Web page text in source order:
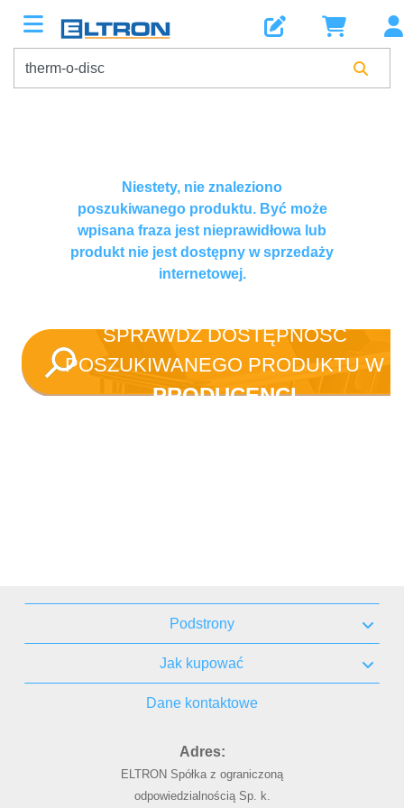
Niestety, nie znaleziono
poszukiwanego produktu. Być może
wpisana fraza jest nieprawidłowa lub
produkt nie jest dostępny w sprzedaży
internetowej.
SPRAWDŹ DOSTĘPNOŚĆ
POSZUKIWANEGO PRODUKTU W
PRODUCENCI
Podstrony
Jak kupować
Dane kontaktowe
Adres:
ELTRON Spółka z ograniczoną
odpowiedzialnością Sp. k.